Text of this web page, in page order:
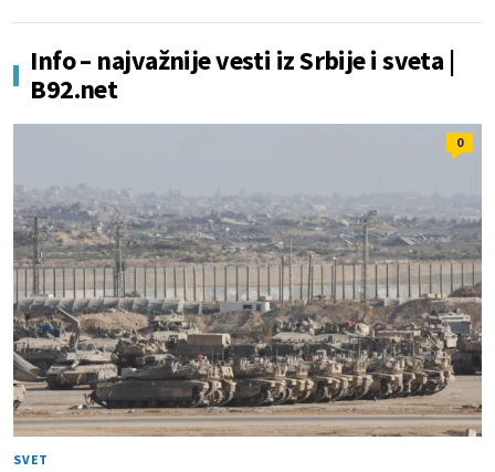
Info – najvažnije vesti iz Srbije i sveta |
B92.net
0
SVET